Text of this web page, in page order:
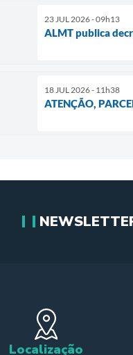
23 JUL 2026 - 09h13
ALMT publica
18 JUL 2026 - 11h38
ATENÇÃO,
Localização